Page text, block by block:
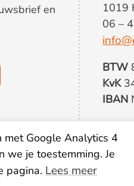
en
1019
06 –
BTW
KvK
IBAN
Google Analytics 4
we je toestemming. Je
pagina. Lees meer